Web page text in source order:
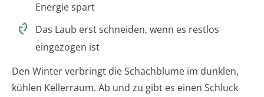
Energie spart
Das Laub erst schneiden, wenn es restlos
eingezogen ist
Den Winter verbringt die Schachblume im dunklen,
kühlen Kellerraum. Ab und zu gibt es einen Schluck